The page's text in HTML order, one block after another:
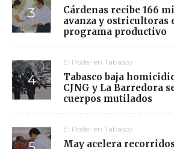
Cárdenas recibe 166
avanza y ostricultoras
programa productivo
El Poder en Tabasco
Tabasco baja
CJNG y La Barredora
cuerpos mutilados
El Poder en Tabasco
May acelera